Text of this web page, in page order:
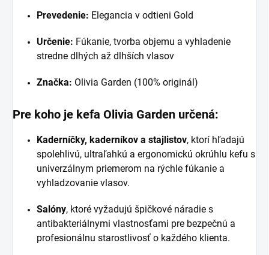
Prevedenie: Elegancia v odtieni Gold
Určenie: Fúkanie, tvorba objemu a vyhladenie
stredne dlhých až dlhších vlasov
Značka: Olivia Garden (100% originál)
Pre koho je kefa Olivia Garden určená:
Kaderníčky, kaderníkov a stajlistov, ktorí hľadajú
spolehlivú, ultraľahkú a ergonomickú okrúhlu kefu s
univerzálnym priemerom na rýchle fúkanie a
vyhladzovanie vlasov.
Salóny, ktoré vyžadujú špičkové náradie s
antibakteriálnymi vlastnosťami pre bezpečnú a
profesionálnu starostlivosť o každého klienta.